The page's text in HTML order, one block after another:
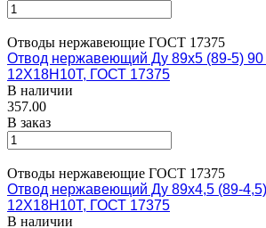
Отводы нержавеющие ГОСТ 17375
Отвод нержавеющий Ду 89х5 (89-5) 90
12Х18Н10Т, ГОСТ 17375
В наличии
357.00
В заказ
Отводы нержавеющие ГОСТ 17375
Отвод нержавеющий Ду 89х4,5 (89-4,5)
12Х18Н10Т, ГОСТ 17375
В наличии